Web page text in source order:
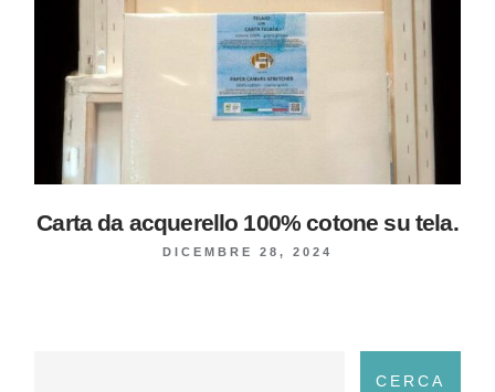
Carta da acquerello 100% cotone su tela.
DICEMBRE 28, 2024
CERCA